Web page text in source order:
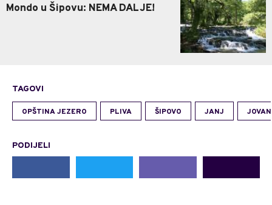
Mondo u Šipovu: NEMA DALJE!
TAGOVI
OPŠTINA JEZERO PLIVA ŠIPOVO JANJ
PODIJELI